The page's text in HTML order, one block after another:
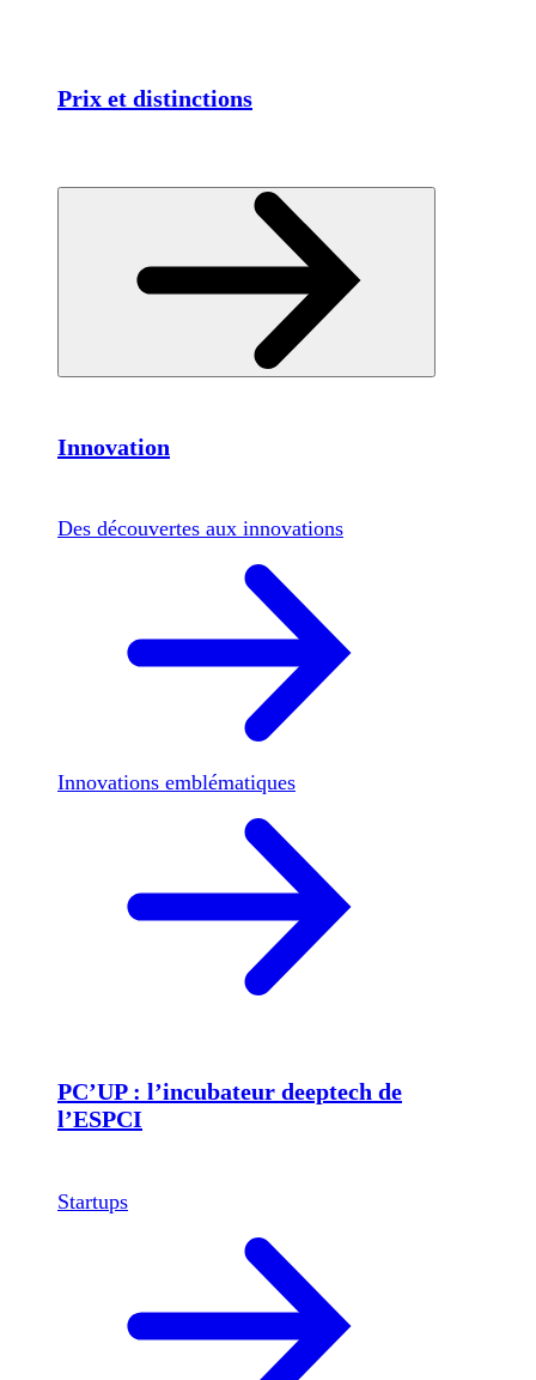
Prix et distinctions
Innovation
Des découvertes aux innovations
Innovations emblématiques
PC’UP : l’incubateur deeptech de
l’ESPCI
Startups